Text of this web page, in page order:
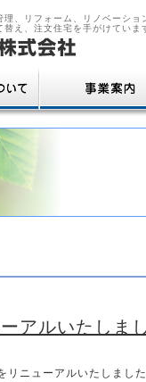
、リフォーム、リノベーショ
え、注文住宅を手がけていま
アルいたしま
リニューアルいたしまし